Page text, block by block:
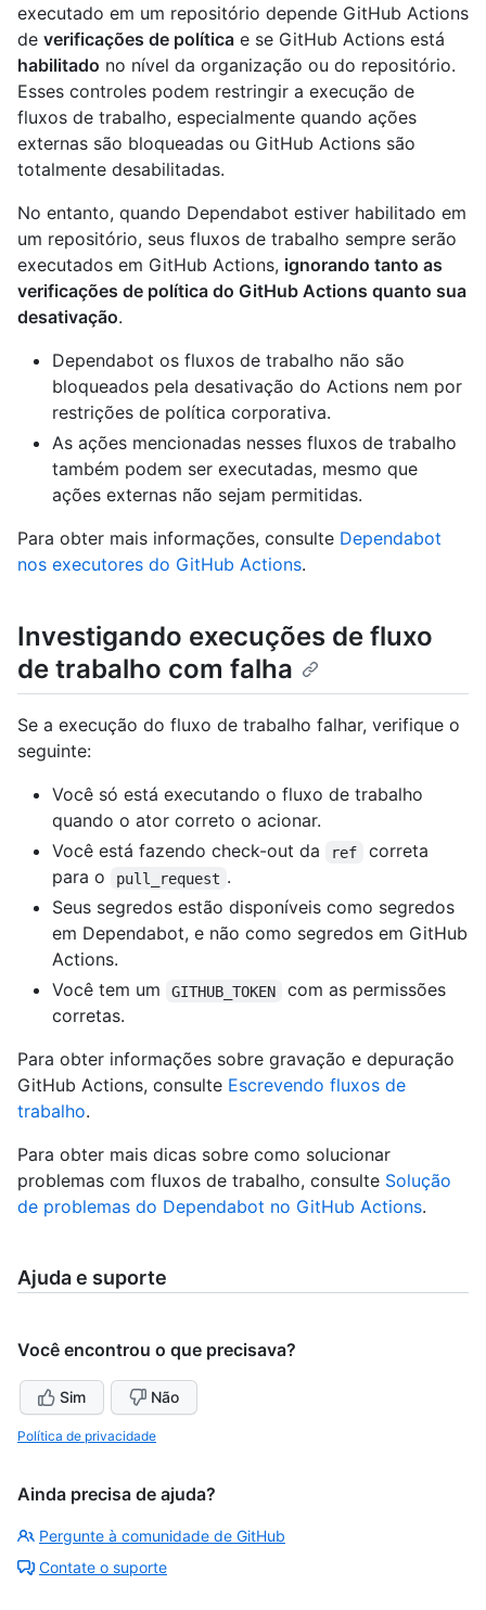
executado em um repositório depende GitHub Actions
de verificações de política e se GitHub Actions está
habilitado no nível da organização ou do repositório.
Esses controles podem restringir a execução de
fluxos de trabalho, especialmente quando ações
externas são bloqueadas ou GitHub Actions são
totalmente desabilitadas.
No entanto, quando Dependabot estiver habilitado em
um repositório, seus fluxos de trabalho sempre serão
executados em GitHub Actions, ignorando tanto as
verificações de política do GitHub Actions quanto sua
desativação.
Dependabot os fluxos de trabalho não são
bloqueados pela desativação do Actions nem por
restrições de política corporativa.
As ações mencionadas nesses fluxos de trabalho
também podem ser executadas, mesmo que
ações externas não sejam permitidas.
Para obter mais informações, consulte Dependabot
nos executores do GitHub Actions.
Investigando execuções de fluxo
de trabalho com falha
Se a execução do fluxo de trabalho falhar, verifique o
seguinte:
Você só está executando o fluxo de trabalho
quando o ator correto o acionar.
Você está fazendo check-out da
ref
correta
para o
pull_request .
Seus segredos estão disponíveis como segredos
em Dependabot, e não como segredos em GitHub
Actions.
Você tem um
GITHUB_TOKEN
com as permissões
corretas.
Para obter informações sobre gravação e depuração
GitHub Actions, consulte Escrevendo fluxos de
trabalho.
Para obter mais dicas sobre como solucionar
problemas com fluxos de trabalho, consulte Solução
de problemas do Dependabot no GitHub Actions.
Ajuda e suporte
Você encontrou o que precisava?
Sim Não
Política de privacidade
Ainda precisa de ajuda?
Pergunte à comunidade de GitHub
Contate o suporte